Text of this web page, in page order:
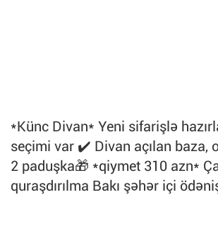
*Künc Divan* Yeni sifarişlə
seçimi var ✔️ Divan açılan baza,
2 paduşka🎁 *qiymet 310 azn*
quraşdırılma Bakı şəhər içi